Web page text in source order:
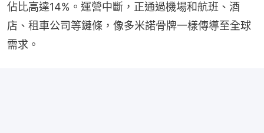
佔比高達14%。運營中斷，正通過機場和航班、酒
店、租車公司等鏈條，像多米諾骨牌一樣傳導至全球
需求。